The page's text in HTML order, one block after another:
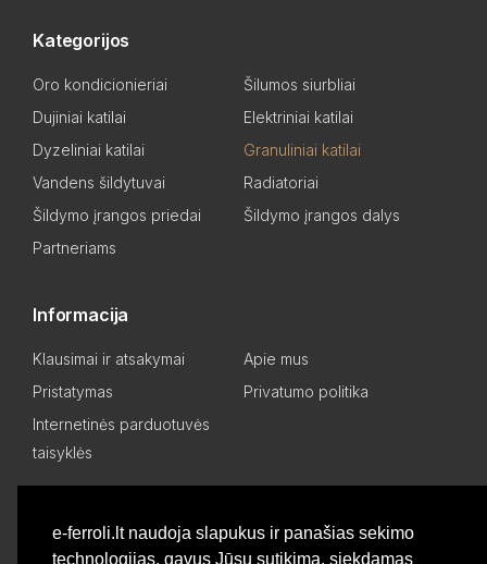
e-ferroli.lt naudoja slapukus ir panašias sekimo
technologijas, gavus Jūsų sutikimą, siekdamas
Kategorijos
Oro kondicionieriai
Šilumos siurbliai
Dujiniai katilai
Elektriniai katilai
Dyzeliniai katilai
Granuliniai katilai
Vandens šildytuvai
Radiatoriai
Šildymo įrangos priedai
Šildymo įrangos dalys
Partneriams
Informacija
Klausimai ir atsakymai
Apie mus
Pristatymas
Privatumo politika
Internetinės parduotuvės
taisyklės